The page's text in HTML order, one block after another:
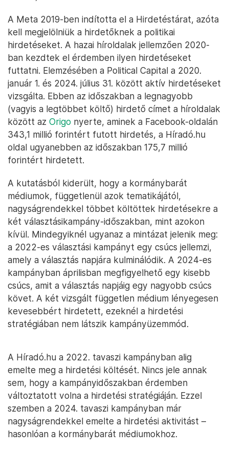
A Meta 2019-ben indította el a Hirdetéstárat, azóta
kell megjelölniük a hirdetőknek a politikai
hirdetéseket. A hazai híroldalak jellemzően 2020-
ban kezdtek el érdemben ilyen hirdetéseket
futtatni. Elemzésében a Political Capital a 2020.
január 1. és 2024. július 31. között aktív hirdetéseket
vizsgálta. Ebben az időszakban a legnagyobb
(vagyis a legtöbbet költő) hirdető címet a híroldalak
között az Origo nyerte, aminek a Facebook-oldalán
343,1 millió forintért futott hirdetés, a Híradó.hu
oldal ugyanebben az időszakban 175,7 millió
forintért hirdetett.
A kutatásból kiderült, hogy a kormánybarát
médiumok, függetlenül azok tematikájától,
nagyságrendekkel többet költöttek hirdetésekre a
két választásikampány-időszakban, mint azokon
kívül. Mindegyiknél ugyanaz a mintázat jelenik meg:
a 2022-es választási kampányt egy csúcs jellemzi,
amely a választás napjára kulminálódik. A 2024-es
kampányban áprilisban megfigyelhető egy kisebb
csúcs, amit a választás napjáig egy nagyobb csúcs
követ. A két vizsgált független médium lényegesen
kevesebbért hirdetett, ezeknél a hirdetési
stratégiában nem látszik kampányüzemmód.
A Híradó.hu a 2022. tavaszi kampányban alig
emelte meg a hirdetési költését. Nincs jele annak
sem, hogy a kampányidőszakban érdemben
változtatott volna a hirdetési stratégiáján. Ezzel
szemben a 2024. tavaszi kampányban már
nagyságrendekkel emelte a hirdetési aktivitást –
hasonlóan a kormánybarát médiumokhoz.